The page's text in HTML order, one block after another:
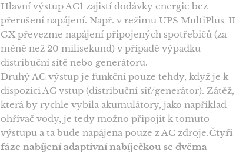
Hlavní výstup AC1 zajistí dodávky energie bez
přerušení napájení. Např. v režimu UPS MultiPlus-II
GX převezme napájení připojených spotřebičů (za
méně než 20 milisekund) v případě výpadku
distribuční sítě nebo generátoru.
Druhý AC výstup je funkční pouze tehdy, když je k
dispozici AC vstup (distribuční síť/generátor). Zátěž,
která by rychle vybila akumulátory, jako například
ohřívač vody, je tedy možno připojit k tomuto
výstupu a ta bude napájena pouze z AC zdroje.Čtyři
fáze nabíjení adaptivní nabíječkou se dvěma